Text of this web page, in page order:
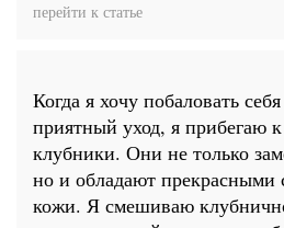
перейти к статье
Когда я хочу побаловать
приятный уход, я прибегаю
клубники. Они не только
но и обладают прекрасными
кожи. Я смешиваю